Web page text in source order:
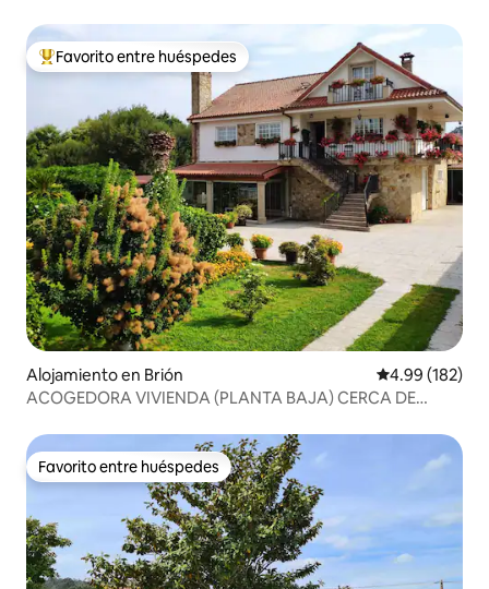
Favorito entre huéspedes preferido
Favorito entre huéspedes
Alojamiento en Brión Calificación
4.99 (182)
ACOGEDORA VIVIENDA (PLANTA BAJA) CERCA DE
Favorito entre huéspedes
Favorito entre huéspedes